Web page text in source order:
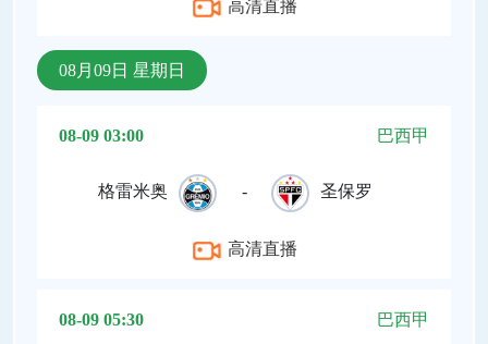
高清直播
08月09日 星期日
08-09 03:00 巴西甲
格雷米奥 - 圣保罗
高清直播
08-09 05:30 巴西甲